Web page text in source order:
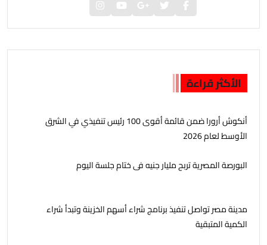
الأكثر قراءة
أنكوش أرورا ضمن قائمة أقوى 100 رئيس تنفيذي في الشرق
الأوسط لعام 2026
البورصة المصرية تربح مليار جنيه فى ختام جلسة اليوم
مدينة مصر تواصل تنفيذ برنامج شراء أسهم الخزينة وتبدأ شراء
الكمية المتبقية